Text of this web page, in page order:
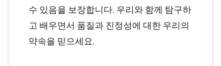
수 있음을 보장합니다. 우리와 함께 탐구하
고 배우면서 품질과 진정성에 대한 우리의
약속을 믿으세요.